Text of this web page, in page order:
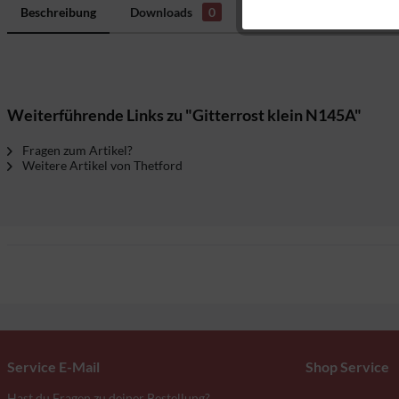
Beschreibung Downloads 0
Weiterführende Links zu "Gitterrost klein N145A"
Fragen zum Artikel?
Weitere Artikel von Thetford
Service E-Mail Shop Service